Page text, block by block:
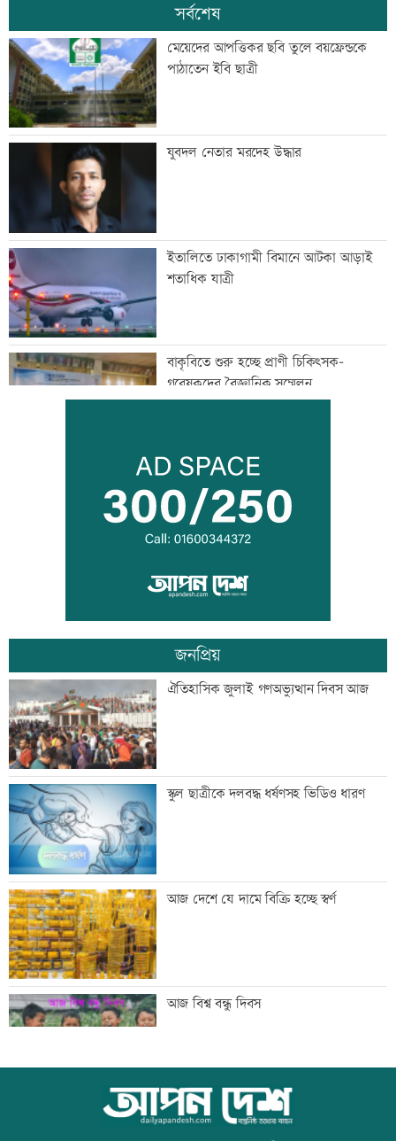
সর্বশেষ
মেয়েদের আপত্তিকর ছবি তুলে বয়ফ্রেন্ডকে
পাঠাতেন ইবি ছাত্রী
যুবদল নেতার মরদেহ উদ্ধার
ইতালিতে ঢাকাগামী বিমানে আটকা আড়াই
শতাধিক যাত্রী
বাকৃবিতে শুরু হচ্ছে প্রাণী চিকিৎসক-
গবেষকদের বৈজ্ঞানিক সম্মেলন
বন্দরে বিস্ফোরণে একই পরিবারের ৩ জন দগ্ধ
পাঁচ আর্থিক প্রতিষ্ঠান বন্ধের অনুমোদন,
রোববার প্রশাসক নিয়োগ
ঢাকা-ময়মনসিংহ রেল যোগাযোগ স্বাভাবিক
সিঙ্গাপুর থেকে এক কার্গো এলএনজি কিনবে
সরকার
মান্দায় ২৯৬ বোতলসহ দুই মাদক কারবারি
আটক
গুরুত্বপূর্ণ ব্যক্তিদের নিয়ে অপপ্রচারের বিরুদ্ধে
সতর্ক করল পুলিশ
নিরাপত্তা পেলে দেশে ফিরতে চান সাকিব
জনপ্রিয়
ঐতিহাসিক জুলাই গণঅভ্যুত্থান দিবস আজ
স্কুল ছাত্রীকে দলবদ্ধ ধর্ষণসহ ভিডিও ধারণ
আজ দেশে যে দামে বিক্রি হচ্ছে স্বর্ণ
আজ বিশ্ব বন্ধু দিবস
কোরআন-হাদিসে নামাজ না পড়ার শাস্তি